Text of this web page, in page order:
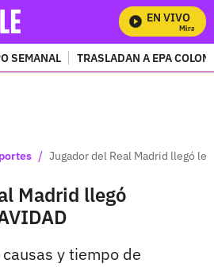
EN VIVO
Mira
SEMANAL TRASLADAN A EPA
/ Jugador del Real Madrid llegó
Madrid llegó
y tiempo de